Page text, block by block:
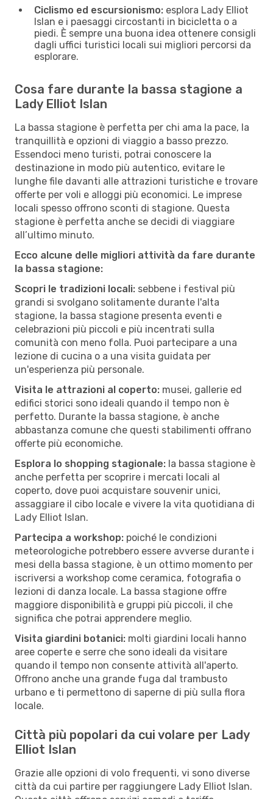
Ciclismo ed escursionismo: esplora Lady Elliot
Islan e i paesaggi circostanti in bicicletta o a
piedi. È sempre una buona idea ottenere consigli
dagli uffici turistici locali sui migliori percorsi da
esplorare.
Cosa fare durante la bassa stagione a
Lady Elliot Islan
La bassa stagione è perfetta per chi ama la pace, la
tranquillità e opzioni di viaggio a basso prezzo.
Essendoci meno turisti, potrai conoscere la
destinazione in modo più autentico, evitare le
lunghe file davanti alle attrazioni turistiche e trovare
offerte per voli e alloggi più economici. Le imprese
locali spesso offrono sconti di stagione. Questa
stagione è perfetta anche se decidi di viaggiare
all’ultimo minuto.
Ecco alcune delle migliori attività da fare durante
la bassa stagione:
Scopri le tradizioni locali: sebbene i festival più
grandi si svolgano solitamente durante l'alta
stagione, la bassa stagione presenta eventi e
celebrazioni più piccoli e più incentrati sulla
comunità con meno folla. Puoi partecipare a una
lezione di cucina o a una visita guidata per
un'esperienza più personale.
Visita le attrazioni al coperto: musei, gallerie ed
edifici storici sono ideali quando il tempo non è
perfetto. Durante la bassa stagione, è anche
abbastanza comune che questi stabilimenti offrano
offerte più economiche.
Esplora lo shopping stagionale: la bassa stagione è
anche perfetta per scoprire i mercati locali al
coperto, dove puoi acquistare souvenir unici,
assaggiare il cibo locale e vivere la vita quotidiana di
Lady Elliot Islan.
Partecipa a workshop: poiché le condizioni
meteorologiche potrebbero essere avverse durante i
mesi della bassa stagione, è un ottimo momento per
iscriversi a workshop come ceramica, fotografia o
lezioni di danza locale. La bassa stagione offre
maggiore disponibilità e gruppi più piccoli, il che
significa che potrai apprendere meglio.
Visita giardini botanici: molti giardini locali hanno
aree coperte e serre che sono ideali da visitare
quando il tempo non consente attività all'aperto.
Offrono anche una grande fuga dal trambusto
urbano e ti permettono di saperne di più sulla flora
locale.
Città più popolari da cui volare per Lady
Elliot Islan
Grazie alle opzioni di volo frequenti, vi sono diverse
città da cui partire per raggiungere Lady Elliot Islan.